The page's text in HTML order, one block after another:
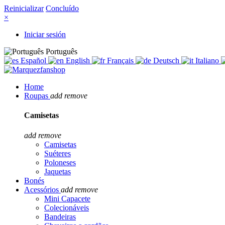
Reinicializar Concluído
×
Iniciar sesión
Português
Español
English Français Deutsch Italiano
Home
Roupas add remove
Camisetas
add remove
Camisetas
Suéteres
Poloneses
Jaquetas
Bonés
Acessórios add remove
Mini Capacete
Colecionáveis
Bandeiras